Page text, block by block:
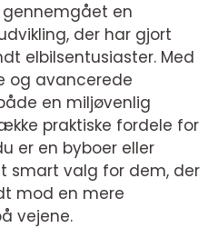
gennemgået en
der har gjort
elbilsentusiaster. Med
og avancerede
en miljøvenlig
praktiske fordele for
er en byboer eller
smart valg for dem, der
mod en mere
vejene.